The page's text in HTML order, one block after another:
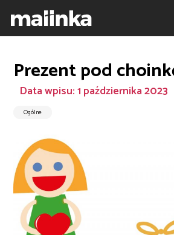
Prezent pod
Data wpisu: 1 października 2023
Ogólne